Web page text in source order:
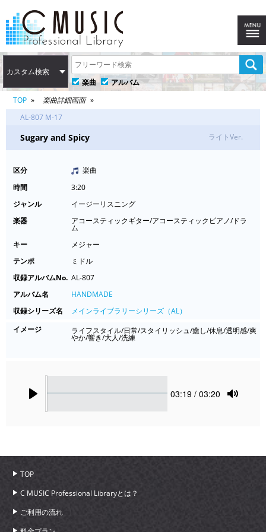
カスタム検索
楽曲
アルバム
TOP
楽曲詳細画面
AL-807 M-17
Sugary and Spicy ライトVer.
区分
楽曲
時間
3:20
ジャンル
イージーリスニング
楽器
アコースティックギター/アコースティックピアノ/ドラ
ム
キー
メジャー
テンポ
ミドル
収録アルバムNo. AL-807
アルバム名
HANDMADE
収録シリーズ名
メインライブラリーシリーズ（AL）
イメージ
ライフスタイル/日常/スタイリッシュ/癒し/休息/透明感/爽
やか/響き/大人/洗練
Current
03:19 / 03:20
TOP
C MUSIC Professional Libraryとは？
ご利用の流れ